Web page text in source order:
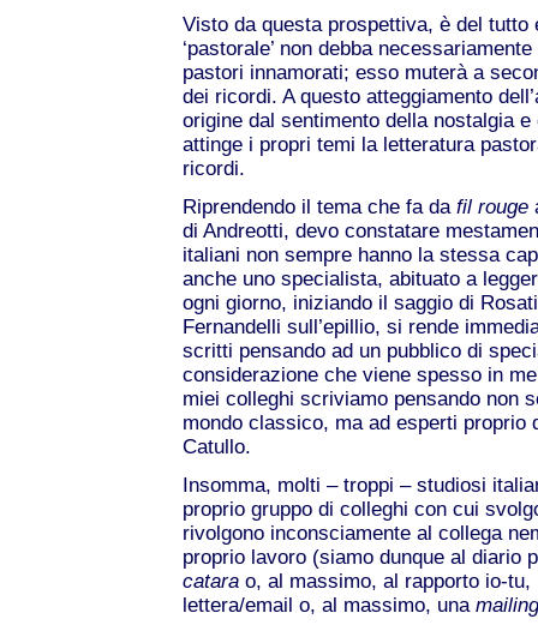
Visto da questa prospettiva, è del tutto
‘pastorale’ non debba
pastori innamorati; esso muterà a
dei ricordi. A questo atteggiamento
origine dal sentimento della nostalgia
attinge i propri temi la letteratura
ricordi.
Riprendendo il tema che fa da fil rouge
di Andreotti, devo constatare
italiani non sempre hanno la stessa
anche uno specialista, abituato a
ogni giorno, iniziando il saggio di
Fernandelli sull’epillio, si rende
scritti pensando ad un pubblico di
considerazione che viene spesso in
miei colleghi scriviamo pensando non
mondo classico, ma ad esperti proprio
Catullo.
Insomma, molti – troppi – studiosi
proprio gruppo di colleghi con cui
rivolgono inconsciamente al collega
proprio lavoro (siamo dunque al diario
catara o, al massimo, al rapporto io-
lettera/email o, al massimo, una